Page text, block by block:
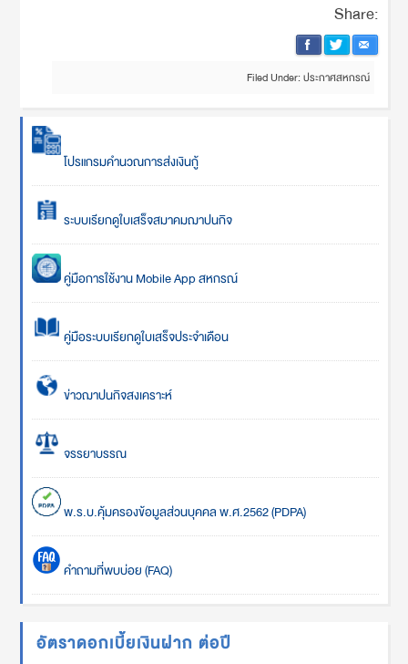
Share:
Filed Under:ประกาศสหกรณ์
โปรแกรมคำนวณการส่งเงินกู้
ระบบเรียกดูใบเสร็จสมาคมฌาปนกิจ
คู่มือการใช้งาน Mobile App สหกรณ์
คู่มือระบบเรียกดูใบเสร็จประจำเดือน
ข่าวฌาปนกิจสงเคราะห์
จรรยาบรรณ
พ.ร.บ.คุ้มครองข้อมูลส่วนบุคคล พ.ศ.2562 (PDPA)
คำถามที่พบบ่อย (FAQ)
อัตราดอกเบี้ยเงินฝาก ต่อปี